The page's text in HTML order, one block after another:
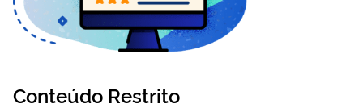
Conteúdo Restrito